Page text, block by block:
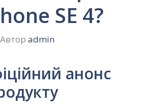
SE 4?
Автор admin
анонс